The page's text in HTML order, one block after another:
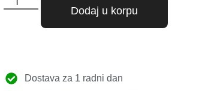
Dodaj u korpu
Dostava za 1 radni dan